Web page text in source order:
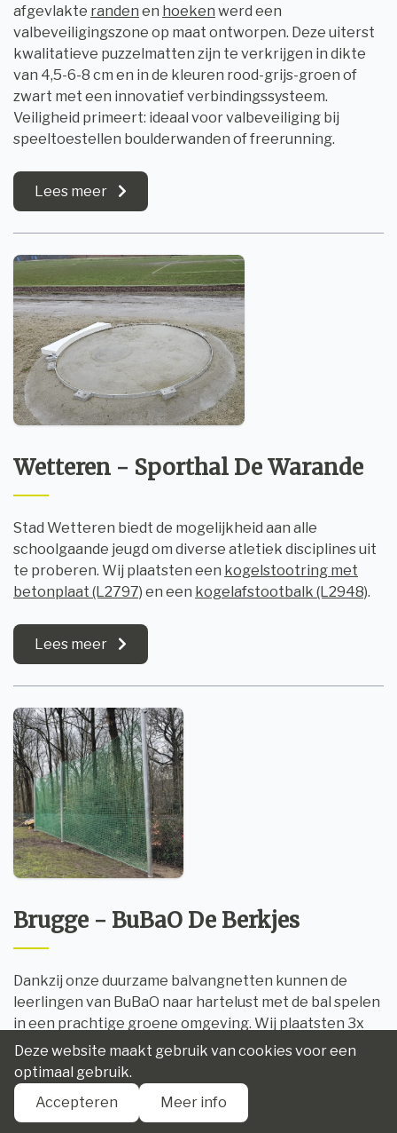
afgevlakte randen en hoeken werd een
valbeveiligingszone op maat ontworpen. Deze uiterst
kwalitatieve puzzelmatten zijn te verkrijgen in dikte
van 4,5-6-8 cm en in de kleuren rood-grijs-groen of
zwart met een innovatief verbindingssysteem.
Veiligheid primeert: ideaal voor valbeveiliging bij
speeltoestellen boulderwanden of freerunning.
Lees meer
Wetteren - Sporthal De Warande
Stad Wetteren biedt de mogelijkheid aan alle
schoolgaande jeugd om diverse atletiek disciplines uit
te proberen. Wij plaatsten een kogelstootring met
betonplaat (L2797) en een kogelafstootbalk (L2948).
Lees meer
Brugge - BuBaO De Berkjes
Dankzij onze duurzame balvangnetten kunnen de
leerlingen van BuBaO naar hartelust met de bal spelen
in een prachtige groene omgeving. Wij plaatsten 3x
U4290 Staanders voor balvangnetten
ingebetonneerd in grondbussen. De
van uiterst sterk polypropyleen (art. U4282)
een maaswijdte van 45 mm.
Deze website maakt gebruik van cookies voor een
optimaal gebruik.
Accepteren
Meer info